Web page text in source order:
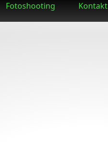
Fotoshooting Kontakt